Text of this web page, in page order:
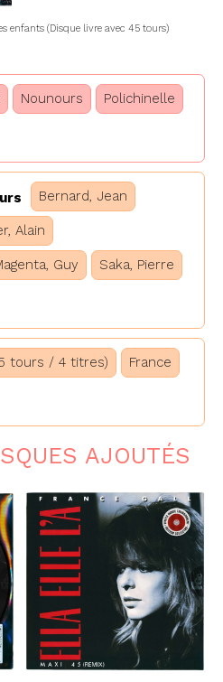
enfants (Disque livre avec 45 tours)
Nounours Polichinelle
Bernard, Jean
Alain
Guy Saka, Pierre
tours / 4 titres) France
AJOUTÉS